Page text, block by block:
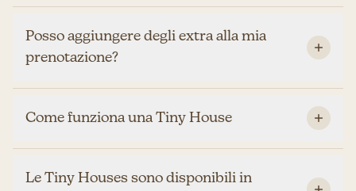
Posso aggiungere degli extra alla mia
prenotazione?
Come funziona una Tiny House
Le Tiny Houses sono disponibili in